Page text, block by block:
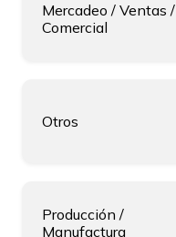
Mercadeo / Ventas /
Comercial
Otros
Producción /
Manufactura